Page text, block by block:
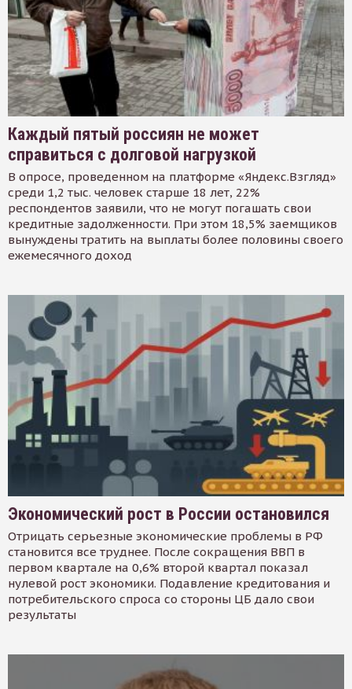
Каждый пятый россиян не может
справиться с долговой нагрузкой
В опросе, проведенном на платформе «Яндекс.Взгляд»
среди 1,2 тыс. человек старше 18 лет, 22%
респондентов заявили, что не могут погашать свои
кредитные задолженности. При этом 18,5% заемщиков
вынуждены тратить на выплаты более половины своего
ежемесячного доход
Экономический рост в России остановился
Отрицать серьезные экономические проблемы в РФ
становится все труднее. После сокращения ВВП в
первом квартале на 0,6% второй квартал показал
нулевой рост экономики. Подавление кредитования и
потребительского спроса со стороны ЦБ дало свои
результаты